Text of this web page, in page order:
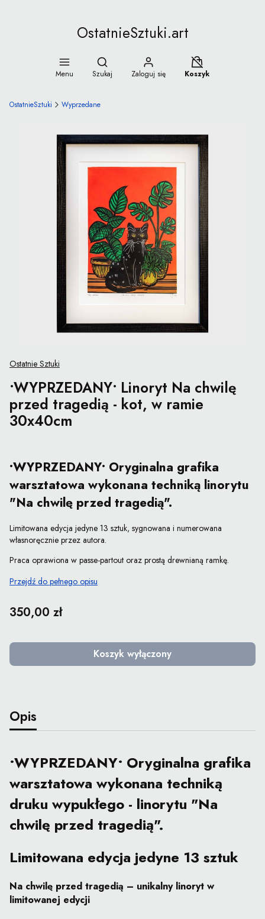
OstatnieSztuki.art
Menu
Otwórz wyszukiwarkę
Szukaj Zaloguj się
Koszyk wyłączony
Koszyk
OstatnieSztuki Wyprzedane
Ostatnie Sztuki
•WYPRZEDANY• Linoryt Na chwilę
przed tragedią - kot, w ramie
30x40cm
•WYPRZEDANY• Oryginalna grafika
warsztatowa wykonana techniką linorytu
"Na chwilę przed tragedią".
Limitowana edycja jedyne 13 sztuk, sygnowana i numerowana
własnoręcznie przez autora.
Praca oprawiona w passe-partout oraz prostą drewnianą ramkę.
Przejdź do pełnego opisu
Cena
350,00 zł
Koszyk wyłączony
Opis
•WYPRZEDANY• Oryginalna grafika
warsztatowa wykonana techniką
druku wypukłego - linorytu "Na
chwilę przed tragedią".
Limitowana edycja jedyne 13 sztuk
Na chwilę przed tragedią – unikalny linoryt w
limitowanej edycji